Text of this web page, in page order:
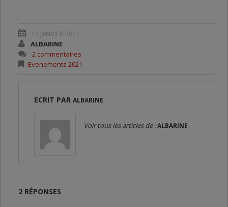
14 JANVIER 2021
ALBARINE
2 commentaires
Evenements 2021
ECRIT PAR ALBARINE
Voir tous les articles de :ALBARINE
2 RÉPONSES